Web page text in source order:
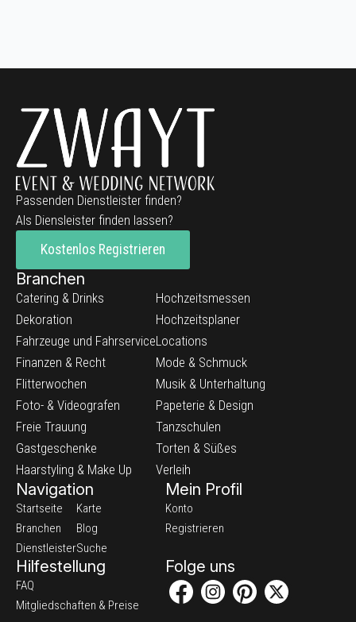
Passenden Dienstleister finden?
Als Diensleister finden lassen?
Kostenlos Registrieren
Branchen
Catering & Drinks
Dekoration
Fahrzeuge und Fahrservice
Finanzen & Recht
Flitterwochen
Foto- & Videografen
Freie Trauung
Gastgeschenke
Haarstyling & Make Up
Hochzeitsmessen
Hochzeitsplaner
Locations
Mode & Schmuck
Musik & Unterhaltung
Papeterie & Design
Tanzschulen
Torten & Süßes
Verleih
Navigation
Startseite
Branchen
Dienstleister
Karte
Blog
Suche
Mein Profil
Konto
Registrieren
Hilfestellung
FAQ
Mitgliedschaften & Preise
Folge uns